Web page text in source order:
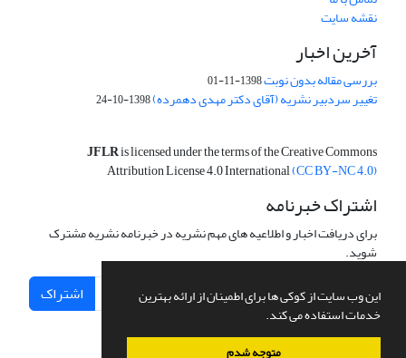
این وب سایت از کوکی ها برای اطمینان از ارائه بهترین
خدمات استفاده می کند.
متوجه شدم
نقشه سایت
آخرین اخبار
بررسی مقاله بدون نوبت1398-11-01
تغییر سردبیر نشریه (آقای دکتر مهدی دهمرده)1398-10-24
JFLRis licensed under the terms of the Creative Commons
Attribution License 4.0 International(CC BY-NC 4.0)
اشتراک خبرنامه
برای دریافت اخبار و اطلاعیه های مهم نشریه در خبرنامه نشریه مشترک
شوید.
اشتراک